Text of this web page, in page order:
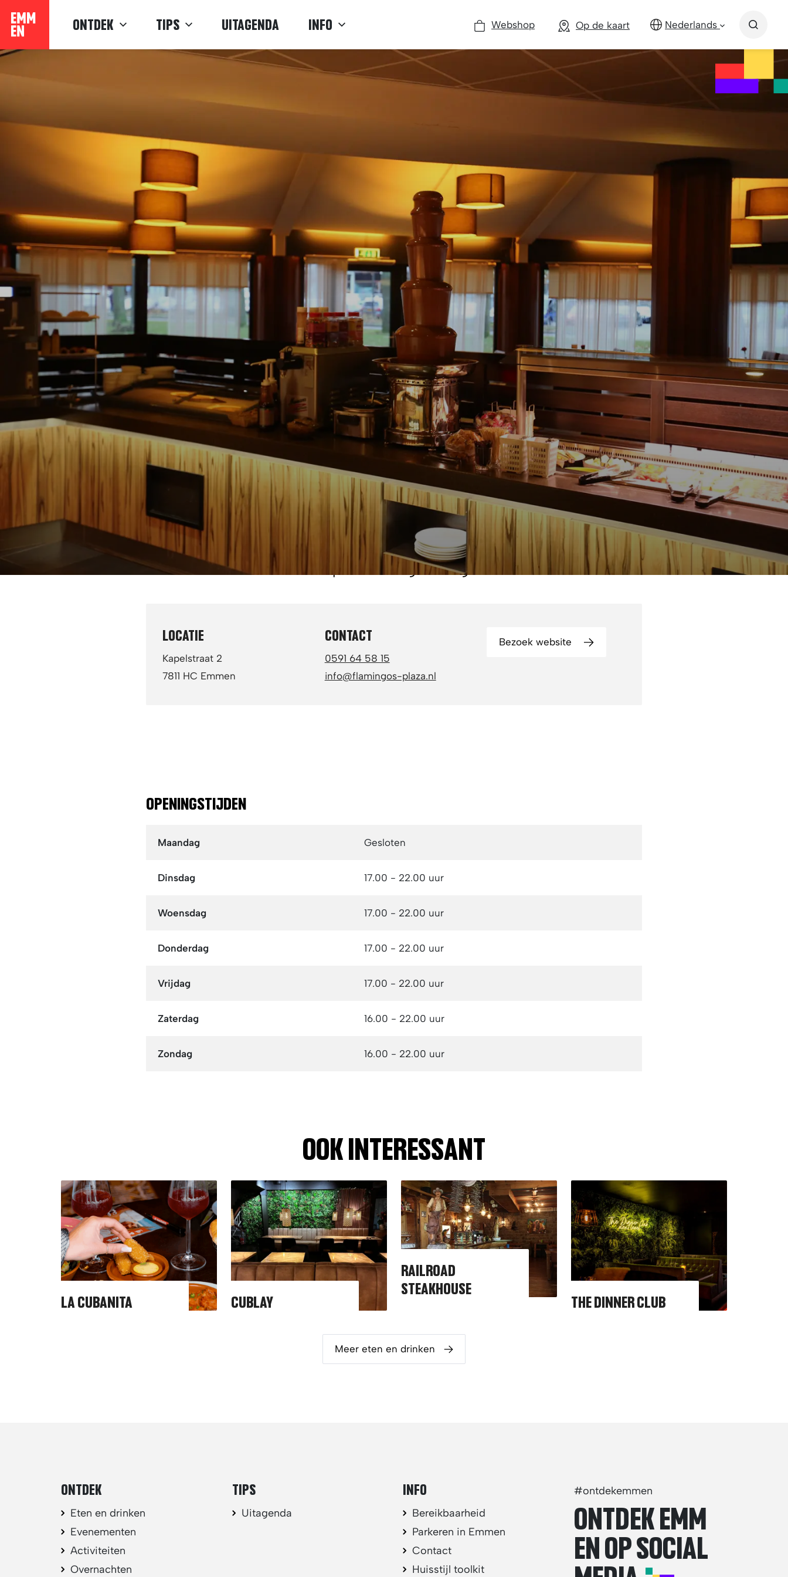
naar
ONTDEK TIPS UITAGENDA INFO Webshop Op de kaart Nederlands
Ontdek Emmen Eten en drinken Flamingo’s Plaza
FLAMINGO’S PLAZA
Bij Flamingo’s Plaza stel je helemaal zelf je maaltijd samen: kies uit een rijk
aanbod verse rauwe ingrediënten – denk vis, gevogelte, vlees en groenten
– die dagelijks gekoeld klaarliggen. Jouw gerecht wordt vakkundig bereid
met één van de acht overheerlijke Oosterse sauzen. Naast het wokbuffet
kun je genieten van soepen, salades, sushi en zelfs tipanyaki. Het all‑in
arrangement biedt 2,5 uur onbeperkt eten inclusief fris, bier, wijn en koffie.
Ideaal voor familiediners, vriendengroepen of een avond uit. Geniet
onbeperkt en ongedwongen.
LOCATIE
Kapelstraat 2
7811 HC Emmen
CONTACT
0591 64 58 15
info@flamingos-plaza.nl
Bezoek website
OPENINGSTIJDEN
Maandag Gesloten
Dinsdag 17.00 - 22.00 uur
Woensdag 17.00 - 22.00 uur
Donderdag 17.00 - 22.00 uur
Vrijdag 17.00 - 22.00 uur
Zaterdag 16.00 - 22.00 uur
Zondag 16.00 - 22.00 uur
OOK INTERESSANT
LA CUBANITA CUBLAY
RAILROAD
STEAKHOUSE
THE DINNER CLUB
Meer eten en drinken
ONTDEK
Eten en drinken
Evenementen
Activiteiten
Overnachten
TIPS
Uitagenda
INFO
Bereikbaarheid
Parkeren in Emmen
Contact
Huisstijl toolkit
#ontdekemmen
ONTDEK EMM
EN OP SOCIAL